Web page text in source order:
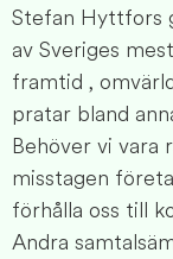
Stefan Hyttfors
av Sveriges
framtid ,
pratar bland
Behöver vi vara
misstagen
förhålla oss till
Andra